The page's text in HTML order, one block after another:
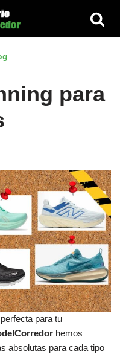
para
para tu
hemos
absolutas para cada tipo